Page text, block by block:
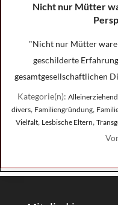
Nicht nur Mütter
"Nicht nur Mütter
geschilderte
gesamtgesellschaftlichen
Kategorie(n):
divers, Familiengründung,
Vielfalt, Lesbische Eltern,